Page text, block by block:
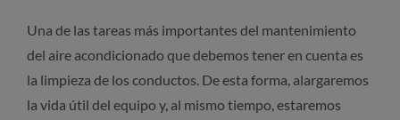
QUIENES SOMOS
TRABAJOS
Una de las tareas más importantes del mantenimiento
del aire acondicionado que debemos tener en cuenta es
la limpieza de los conductos. De esta forma, alargaremos
la vida útil del equipo y, al mismo tiempo, estaremos